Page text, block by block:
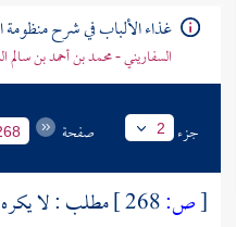
غذاء الألباب في شرح منظومة
السفاريني - محمد بن أحمد بن سالم
جزء 2 صفحة
[ص: مطلب : لا يكره